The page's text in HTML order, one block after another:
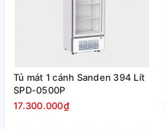
Tủ mát 1 cánh Sanden 394 Lít
SPD-0500P
17.300.000₫